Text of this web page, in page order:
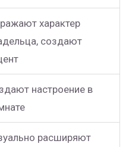
характер
создают
настроение в
расширяют